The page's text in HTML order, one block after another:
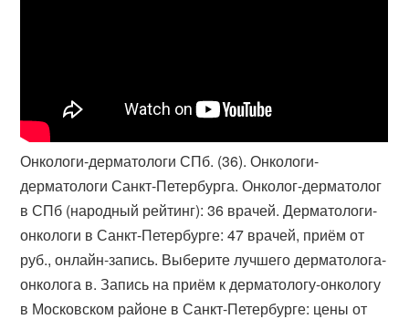
Онкологи-дерматологи СПб. (36). Онкологи-
дерматологи Санкт-Петербурга. Онколог-дерматолог
в СПб (народный рейтинг): 36 врачей. Дерматологи-
онкологи в Санкт-Петербурге: 47 врачей, приём от
руб., онлайн-запись. Выберите лучшего дерматолога-
онколога в. Запись на приём к дерматологу-онкологу
в Московском районе в Санкт-​Петербурге: цены от